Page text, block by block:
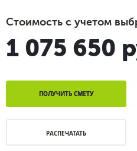
Стоимость с учетом
1 075 650
ПОЛУЧИТЬ СМЕТУ
РАСПЕЧАТАТЬ